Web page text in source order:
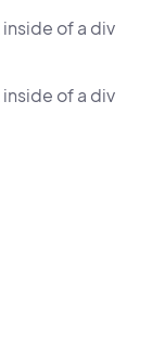
of a div
of a div